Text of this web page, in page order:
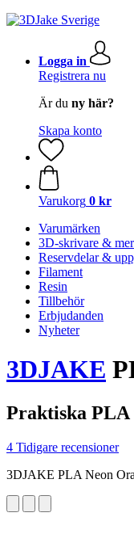
Logga in
Registrera nu
Är du ny här?
Skapa konto
Varukorg 0 kr
Varumärken
3D-skrivare & mer
Reservdelar &
Filament
Resin
Tillbehör
Erbjudanden
Nyheter
3DJAKE
Praktiska PLA
4 Tidigare recensioner
3DJAKE PLA Neon